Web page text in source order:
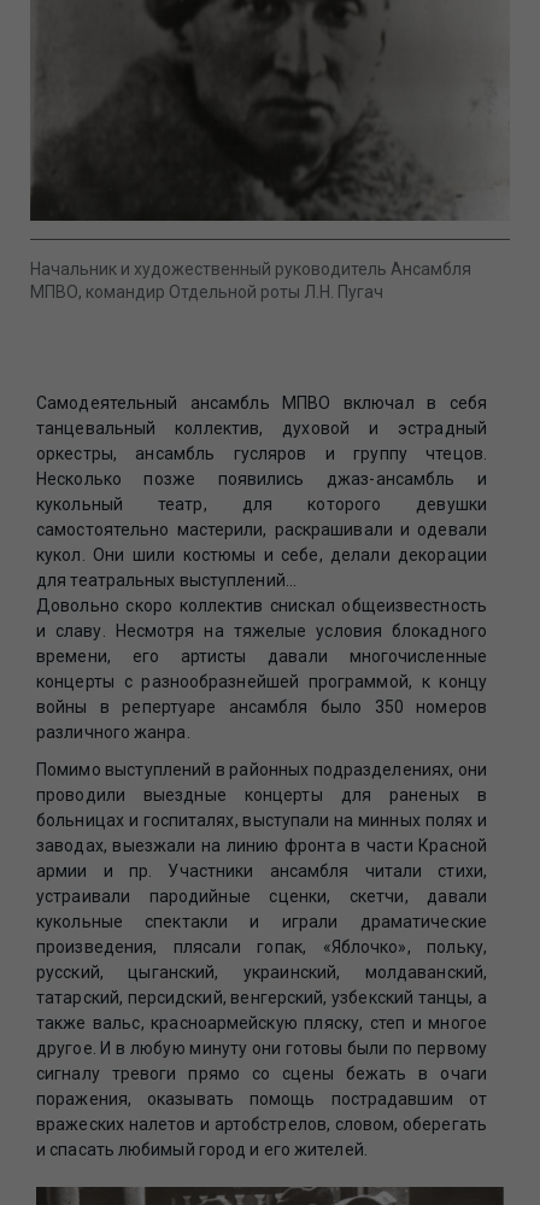
Начальник и художественный руководитель Ансамбля
МПВО, командир Отдельной роты Л.Н. Пугач
Самодеятельный ансамбль МПВО включал в себя
танцевальный коллектив, духовой и эстрадный
оркестры, ансамбль гусляров и группу чтецов.
Несколько позже появились джаз-ансамбль и
кукольный театр, для которого девушки
самостоятельно мастерили, раскрашивали и одевали
кукол. Они шили костюмы и себе, делали декорации
для театральных выступлений...
Довольно скоро коллектив снискал общеизвестность
и славу. Несмотря на тяжелые условия блокадного
времени, его артисты давали многочисленные
концерты с разнообразнейшей программой, к концу
войны в репертуаре ансамбля было 350 номеров
различного жанра.
Помимо выступлений в районных подразделениях, они
проводили выездные концерты для раненых в
больницах и госпиталях, выступали на минных полях и
заводах, выезжали на линию фронта в части Красной
армии и пр. Участники ансамбля читали стихи,
устраивали пародийные сценки, скетчи, давали
кукольные спектакли и играли драматические
произведения, плясали гопак, «Яблочко», польку,
русский, цыганский, украинский, молдаванский,
татарский, персидский, венгерский, узбекский танцы, а
также вальс, красноармейскую пляску, степ и многое
другое. И в любую минуту они готовы были по первому
сигналу тревоги прямо со сцены бежать в очаги
поражения, оказывать помощь пострадавшим от
вражеских налетов и артобстрелов, словом, оберегать
и спасать любимый город и его жителей.